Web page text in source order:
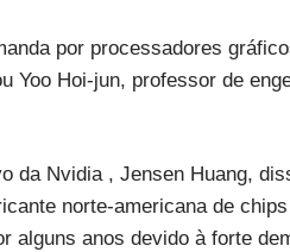
por processadores
Yoo Hoi-jun, professor de
da Nvidia , Jensen Huang,
norte-americana de
alguns anos devido à forte